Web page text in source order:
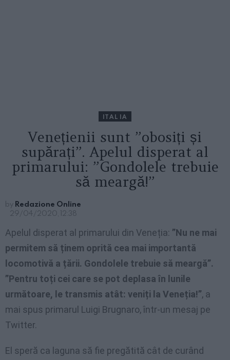
ITALIA
Venețienii sunt ”obosiți și
supărați”. Apelul disperat al
primarului: ”Gondolele trebuie
să meargă!”
by Redazione Online
29/04/2020, 12:38
Apelul disperat al primarului din Veneția: ”Nu ne mai
permitem să ținem oprită cea mai importantă
locomotivă a țării. Gondolele trebuie să meargă”.
”Pentru toți cei care se pot deplasa în lunile
următoare, le transmis atât: veniți la Veneția!”, a
mai spus primarul Luigi Brugnaro, într-un mesaj pe
Twitter.
El speră ca laguna să fie pregătită cât de curând